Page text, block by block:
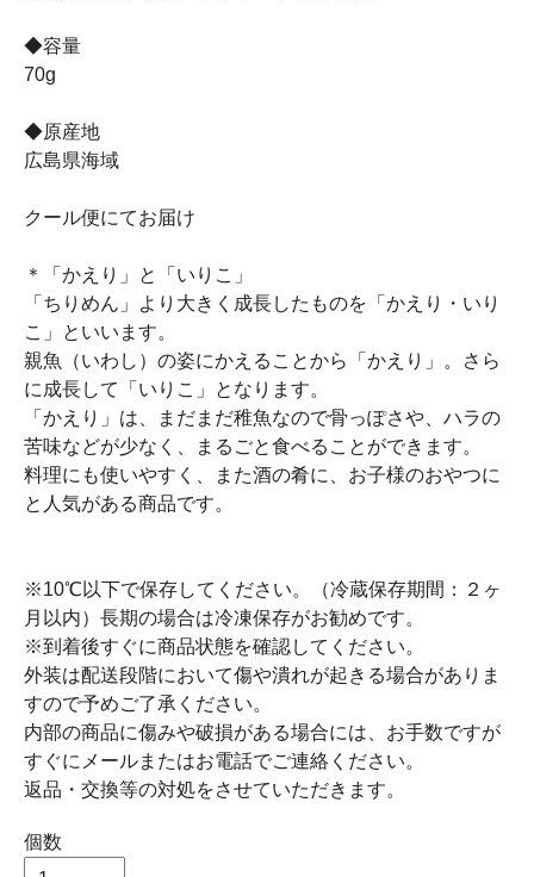
◆容量
70g
◆原産地
広島県海域
クール便にてお届け
＊「かえり」と「いりこ」
「ちりめん」より大きく成長したものを「かえり・いり
こ」といいます。
親魚（いわし）の姿にかえることから「かえり」。さら
に成長して「いりこ」となります。
「かえり」は、まだまだ稚魚なので骨っぽさや、ハラの
苦味などが少なく、まるごと食べることができます。
料理にも使いやすく、また酒の肴に、お子様のおやつに
と人気がある商品です。
※10℃以下で保存してください。（冷蔵保存期間：２ヶ
月以内）長期の場合は冷凍保存がお勧めです。
※到着後すぐに商品状態を確認してください。
外装は配送段階において傷や潰れが起きる場合がありま
すので予めご了承ください。
内部の商品に傷みや破損がある場合には、お手数ですが
すぐにメールまたはお電話でご連絡ください。
返品・交換等の対処をさせていただきます。
個数